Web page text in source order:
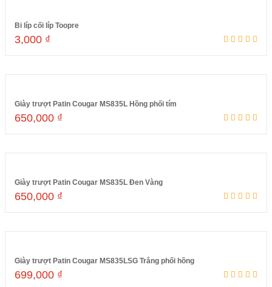
Bi líp cối líp Toopre
3,000 ₫
Giày trượt Patin Cougar MS835L Hồng phối tím
650,000 ₫
Giày trượt Patin Cougar MS835L Đen Vàng
650,000 ₫
Giày trượt Patin Cougar MS835LSG Trắng phối hồng
699,000 ₫